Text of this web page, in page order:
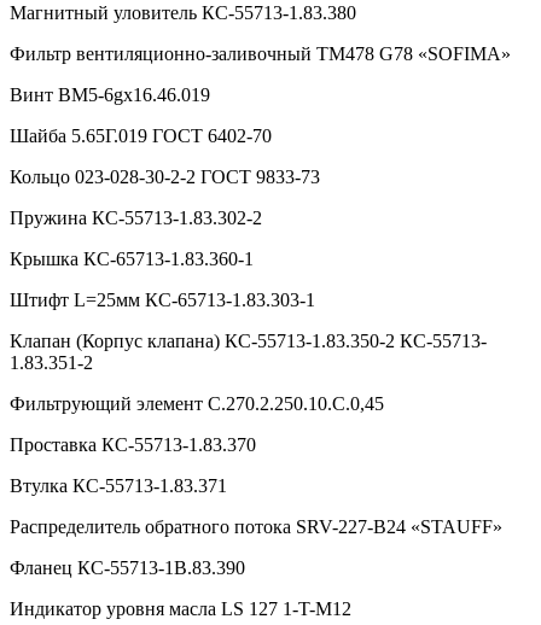
Магнитный уловитель КС-55713-1.83.380
Фильтр вентиляционно-заливочный ТМ478 G78 «SOFIMA»
Винт ВМ5-6gx16.46.019
Шайба 5.65Г.019 ГОСТ 6402-70
Кольцо 023-028-30-2-2 ГОСТ 9833-73
Пружина КС-55713-1.83.302-2
Крышка КС-65713-1.83.360-1
Штифт L=25мм КС-65713-1.83.303-1
Клапан (Корпус клапана) КС-55713-1.83.350-2 КС-55713-
1.83.351-2
Фильтрующий элемент С.270.2.250.10.С.0,45
Проставка КС-55713-1.83.370
Втулка КС-55713-1.83.371
Распределитель обратного потока SRV-227-B24 «STAUFF»
Фланец КС-55713-1В.83.390
Индикатор уровня масла LS 127 1-T-M12